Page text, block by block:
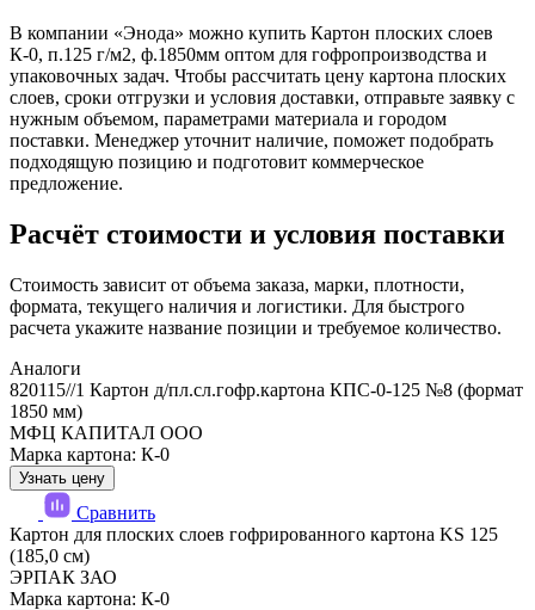
В компании «Энода» можно купить Картон плоских слоев
К-0, п.125 г/м2, ф.1850мм оптом для гофропроизводства и
упаковочных задач. Чтобы рассчитать цену картона плоских
слоев, сроки отгрузки и условия доставки, отправьте заявку с
нужным объемом, параметрами материала и городом
поставки. Менеджер уточнит наличие, поможет подобрать
подходящую позицию и подготовит коммерческое
предложение.
Расчёт стоимости и условия поставки
Стоимость зависит от объема заказа, марки, плотности,
формата, текущего наличия и логистики. Для быстрого
расчета укажите название позиции и требуемое количество.
Аналоги
820115//1 Картон д/пл.сл.гофр.картона КПС-0-125 №8 (формат
1850 мм)
МФЦ КАПИТАЛ ООО
Марка картона: К-0
Узнать цену
Сравнить
Картон для плоских слоев гофрированного картона KS 125
(185,0 см)
ЭРПАК ЗАО
Марка картона: К-0